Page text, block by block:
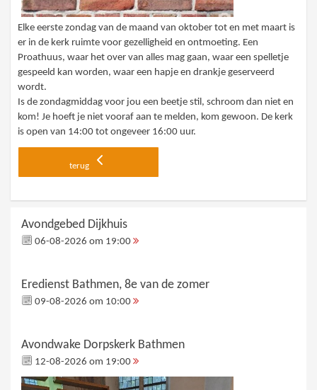
Elke eerste zondag van de maand van oktober tot en met maart is
er in de kerk ruimte voor gezelligheid en ontmoeting. Een
Proathuus, waar het over van alles mag gaan, waar een spelletje
gespeeld kan worden, waar een hapje en drankje geserveerd
wordt.
Is de zondagmiddag voor jou een beetje stil, schroom dan niet en
kom! Je hoeft je niet vooraf aan te melden, kom gewoon. De kerk
is open van 14:00 tot ongeveer 16:00 uur.
terug
Avondgebed Dijkhuis
06-08-2026 om 19:00
Eredienst Bathmen, 8e van de zomer
09-08-2026 om 10:00
Avondwake Dorpskerk Bathmen
12-08-2026 om 19:00